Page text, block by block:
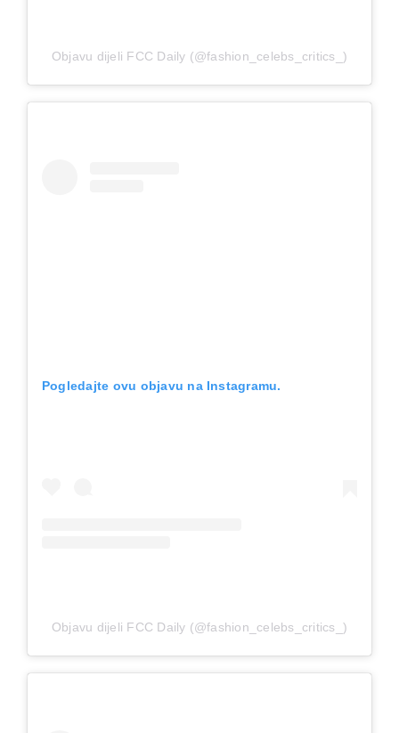
Objavu dijeli FCC Daily (@fashion_celebs_critics_)
Pogledajte ovu objavu na Instagramu.
Objavu dijeli FCC Daily (@fashion_celebs_critics_)